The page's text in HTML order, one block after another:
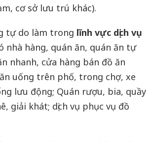
cơ sở lưu trú khác).
tự do làm trong lĩnh vực dịch vụ
nhà hàng, quán ăn, quán ăn tự
nhanh, cửa hàng bán đồ ăn
uống trên phố, trong chợ, xe
lưu động; Quán rượu, bia, quầy
giải khát; dịch vụ phục vụ đồ